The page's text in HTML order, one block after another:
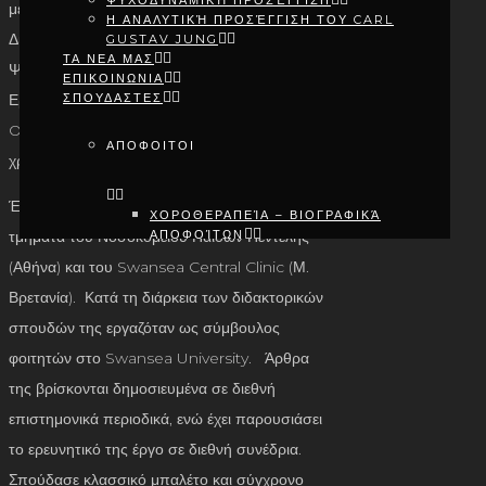
Η ΑΝΑΛΥΤΙΚΉ ΠΡΟΣΈΓΓΙΣΗ ΤΟΥ CARL
GUSTAV JUNG
ΤΑ ΝΕΑ ΜΑΣ
ΕΠΙΚΟΙΝΩΝΙΑ
ΣΠΟΥΔΑΣΤΕΣ
ΑΠΟΦΟΙΤΟΙ
ΧΟΡΟΘΕΡΑΠΕΊΑ – ΒΙΟΓΡΑΦΙΚΆ
ΑΠΟΦΟΊΤΩΝ
ΑΠΟΦΟΊΤΩΝ
ΔΡΑΜΑΤΟΘΕΡΑΠΕΊΑ – ΒΙΟΓΡΑΦΙΚΆ
ΜΟΥΣΙΚΟΘΕΡΑΠΕΊΑ – ΒΙΟΓΡΑΦΙΚΆ
ΑΠΟΦΟΊΤΩΝ
ΠΑΙΓΝΙΟΘΕΡΑΠΕΊΑ – ΒΙΟΓΡΑΦΙΚΆ
ΑΠΟΦΟΊΤΩΝ
ΨΥΧΟΔΥΝΑΜΙΚΉ ΠΡΟΣΈΓΓΙΣΗ –
ΒΙΟΓΡΑΦΙΚΆ ΑΠΟΦΟΊΤΩΝ
ΑΝΑΛΥΤΙΚΉ ΠΡΟΣΈΓΓΙΣΗ ΤΟΥ CARL
μεταπτυχιακό στην Κλινική Ψυχολογία και το
Διδακτορικό της στην Κλινική & Οργανωτική
Ψυχολογία. Εργάστηκε ως Μεταδιδακτορική
Ερευνήτρια στο National Institute of
Occupational Health της Νορβηγίας για 2,5
χρόνια.
Έχει εργαστεί ως ψυχολόγος στα Ψυχολογικά
τμήματα του Νοσοκομείου Παίδων Πεντέλης
(Αθήνα) και του Swansea Central Clinic (Μ.
Βρετανία). Κατά τη διάρκεια των διδακτορικών
σπουδών της εργαζόταν ως σύμβουλος
φοιτητών στο Swansea University. Άρθρα
της βρίσκονται δημοσιευμένα σε διεθνή
επιστημονικά περιοδικά, ενώ έχει παρουσιάσει
το ερευνητικό της έργο σε διεθνή συνέδρια.
Σπούδασε κλασσικό μπαλέτο και σύγχρονο